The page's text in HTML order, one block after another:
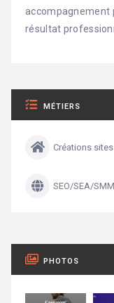
accompagnement
résultat
MÉTIERS
Créations sites
SEO/SEA/
PHOTOS